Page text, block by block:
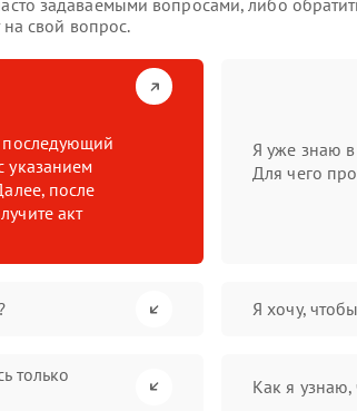
задаваемыми вопросами, либо
свой вопрос.
последующий
указанием
после
акт
Я уже знаю
Для чего
Я хочу,
только
Как я узнаю,